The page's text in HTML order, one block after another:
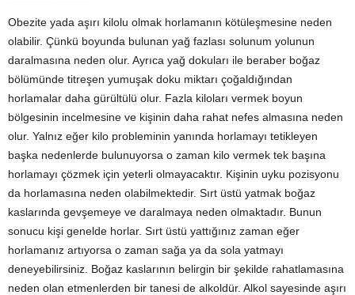
Obezite yada aşırı kilolu olmak horlamanın kötüleşmesine neden
olabilir. Çünkü boyunda bulunan yağ fazlası solunum yolunun
daralmasına neden olur. Ayrıca yağ dokuları ile beraber boğaz
bölümünde titreşen yumuşak doku miktarı çoğaldığından
horlamalar daha gürültülü olur. Fazla kiloları vermek boyun
bölgesinin incelmesine ve kişinin daha rahat nefes almasına neden
olur. Yalnız eğer kilo probleminin yanında horlamayı tetikleyen
başka nedenlerde bulunuyorsa o zaman kilo vermek tek başına
horlamayı çözmek için yeterli olmayacaktır. Kişinin uyku pozisyonu
da horlamasına neden olabilmektedir. Sırt üstü yatmak boğaz
kaslarında gevşemeye ve daralmaya neden olmaktadır. Bunun
sonucu kişi genelde horlar. Sırt üstü yattığınız zaman eğer
horlamanız artıyorsa o zaman sağa ya da sola yatmayı
deneyebilirsiniz. Boğaz kaslarının belirgin bir şekilde rahatlamasına
neden olan etmenlerden bir tanesi de alkoldür. Alkol sayesinde aşırı